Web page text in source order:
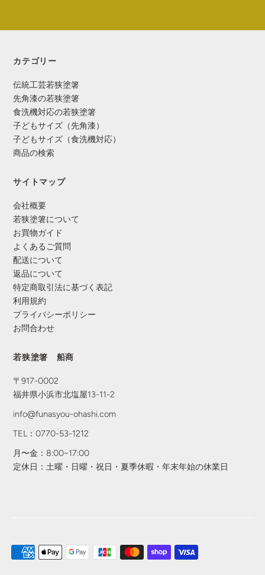
カテゴリー
伝統工芸若狭塗箸
先角漆の若狭塗箸
食洗機対応の若狭塗箸
子どもサイズ（先角漆）
子どもサイズ（食洗機対応）
商品の検索
サイトマップ
会社概要
若狭塗箸について
お買物ガイド
よくあるご質問
配送について
返品について
特定商取引法に基づく表記
利用規約
プライバシーポリシー
お問合わせ
若狭塗箸 船商
〒917-0002
福井県小浜市北塩屋13-11-2
info@funasyou-ohashi.com
TEL：0770-53-1212
月〜金：8:00~17:00
定休日：土曜・日曜・祝日・夏季休暇・年末年始の休業日